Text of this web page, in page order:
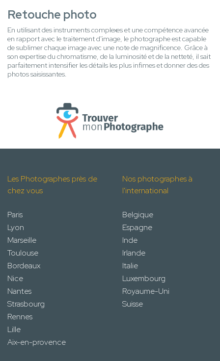
Retouche photo
En utilisant des instruments complexes et une compétence avancée
en rapport avec le traitement d'image, le photographe est capable
de sublimer chaque image avec une note de magnificence. Grâce à
son expertise du chromatisme, de la luminosité et de la netteté, il sait
parfaitement intensifier les détails les plus infimes et donner des des
photos saisissantes.
Les Photographes près de
chez vous
Paris
Lyon
Marseille
Toulouse
Bordeaux
Nice
Nantes
Strasbourg
Rennes
Lille
Aix-en-provence
Nos photographes à
l'international
Belgique
Espagne
Inde
Irlande
Italie
Luxembourg
Royaume-Uni
Suisse